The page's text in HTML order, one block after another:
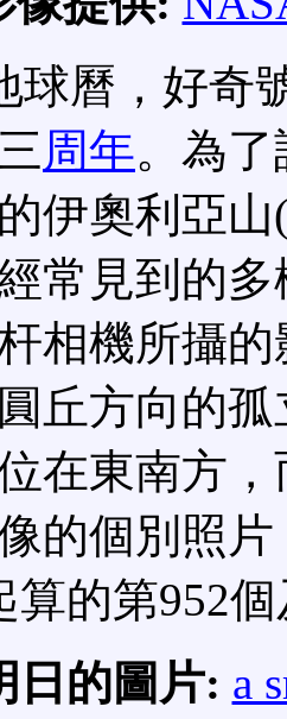
球曆，好奇
周年。為
伊奧利亞
常見到的
相機所攝
丘方向的
在東南方
的個別照
算的第952
日的圖片: a